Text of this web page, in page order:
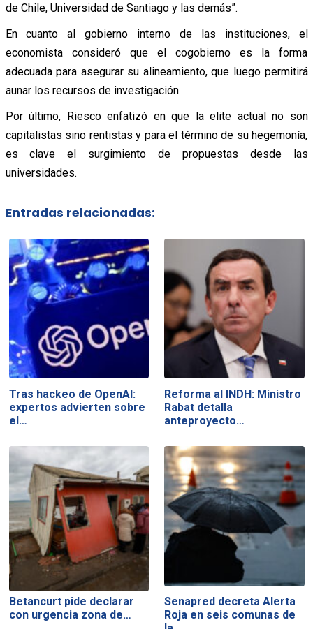
de Chile, Universidad de Santiago y las demás”.
En cuanto al gobierno interno de las instituciones, el
economista consideró que el cogobierno es la forma
adecuada para asegurar su alineamiento, que luego permitirá
aunar los recursos de investigación.
Por último, Riesco enfatizó en que la elite actual no son
capitalistas sino rentistas y para el término de su hegemonía,
es clave el surgimiento de propuestas desde las
universidades.
Entradas relacionadas:
Tras hackeo de OpenAI:
expertos advierten sobre
el…
Reforma al INDH: Ministro
Rabat detalla
anteproyecto…
Betancurt pide declarar
con urgencia zona de…
Senapred decreta Alerta
Roja en seis comunas de